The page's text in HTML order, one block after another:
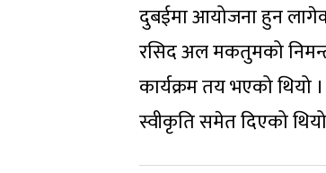
दुबईमा आयोजना हुन
रसिद अल मकतुमको
कार्यक्रम तय भएको
स्वीकृति समेत दिएको